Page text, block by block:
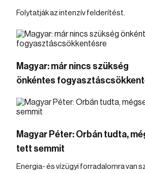
Folytatják az intenzív felderítést.
Magyar: már nincs szükség
önkéntes
Magyar Péter: Orbán tudta,
tett semmit
Energia- és vízügyi forradalomra van